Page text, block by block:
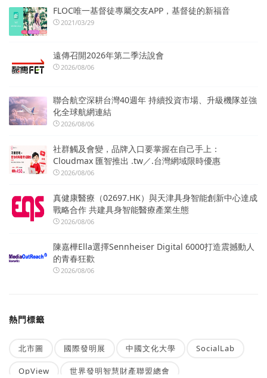
FLOC唯一基督徒專屬交友APP，基督徒的新福音
2021/03/29
遠傳召開2026年第二季法說會
2026/08/06
聯合航空深耕台灣40週年 持續投資市場、升級機隊並強
化全球航網連結
2026/08/06
社群觸及會變，品牌入口要掌握在自己手上：
Cloudmax 匯智推出 .tw／.台灣網域限時優惠
2026/08/06
真健康醫療（02697.HK）與天津具身智能創新中心達成
戰略合作 共建具身智能醫療產業生態
2026/08/06
陳嘉樺Ella選擇Sennheiser Digital 6000打造震撼動人
的青春狂歡
2026/08/06
熱門標籤
北市圖 國際發明展 中國文化大學 SocialLab
OpView 世界發明智慧財產聯盟總會